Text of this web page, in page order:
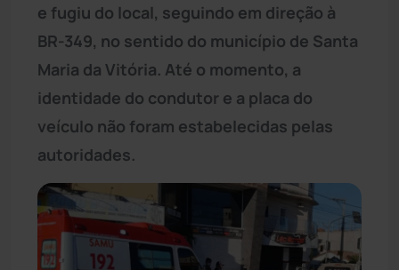
e fugiu do local, seguindo em direção à
BR-349, no sentido do município de Santa
Maria da Vitória. Até o momento, a
identidade do condutor e a placa do
veículo não foram estabelecidas pelas
autoridades.